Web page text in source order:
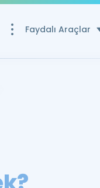
Faydalı Araçlar
Puan Hesaplama Aracı
Hoca ile seni